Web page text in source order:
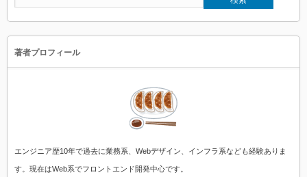
著者プロフィール
エンジニア歴10年で過去に業務系、Webデザイン、インフラ系なども経験ありま
す。現在はWeb系でフロントエンド開発中心です。